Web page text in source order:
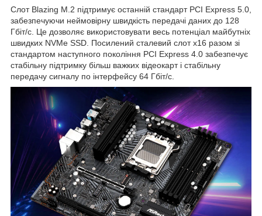
Слот Blazing M.2 підтримує останній стандарт PCI Express 5.0,
забезпечуючи неймовірну швидкість передачі даних до 128
Гбіт/с. Це дозволяє використовувати весь потенціал майбутніх
швидких NVMe SSD. Посилений сталевий слот x16 разом зі
стандартом наступного покоління PCI Express 4.0 забезпечує
стабільну підтримку більш важких відеокарт і стабільну
передачу сигналу по інтерфейсу 64 Гбіт/с.